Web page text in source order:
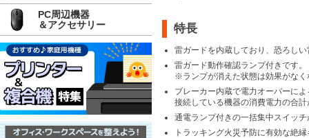
特長
雷ガードを内蔵しており、恐ろし
雷ガード動作確認ランプ付きです。
※ランプが消えた状態は効果がな
ブレーカー内蔵で電力オーバーに
接続している機器の消費電力の合
通電ランプ付きの一括集中スイッ
トラッキング火災予防に有効な絶
PC周辺機器
＆アクセサリー